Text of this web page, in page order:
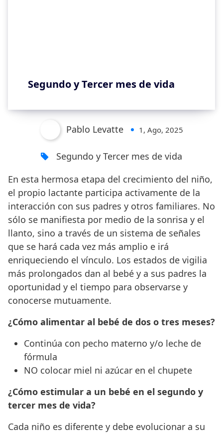
Segundo y Tercer mes de vida
Pablo Levatte 1, Ago, 2025
Segundo y Tercer mes de vida
En esta hermosa etapa del crecimiento del niño,
el propio lactante participa activamente de la
interacción con sus padres y otros familiares. No
sólo se manifiesta por medio de la sonrisa y el
llanto, sino a través de un sistema de señales
que se hará cada vez más amplio e irá
enriqueciendo el vínculo. Los estados de vigilia
más prolongados dan al bebé y a sus padres la
oportunidad y el tiempo para observarse y
conocerse mutuamente.
¿Cómo alimentar al bebé de dos o tres meses?
Continúa con pecho materno y/o leche de
fórmula
NO colocar miel ni azúcar en el chupete
¿Cómo estimular a un bebé en el segundo y
tercer mes de vida?
Cada niño es diferente y debe evolucionar a su